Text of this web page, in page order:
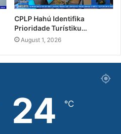
CPLP Hahú Identifika
Prioridade Turístiku…
August 1, 2026
24 ℃